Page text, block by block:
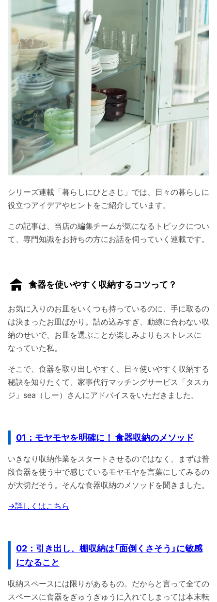
シリーズ連載「暮らしにひとさじ」では、日々の暮らしに
役立つアイデアやヒントをご紹介しています。
この記事は、当店の編集チームが気になるトピックについ
て、専門知識をお持ちの方にお話を伺っていく連載です。
食器を使いやすく収納するコツって？
お気に入りのお皿をいくつも持っているのに、手に取るの
は決まったお皿ばかり。詰め込みすぎ、動線に合わない収
納のせいで、お皿を選ぶことが楽しみよりもストレスに
なっていた私。
そこで、食器を取り出しやすく、日々使いやすく収納する
秘訣を知りたくて、家事代行マッチングサービス「タスカ
ジ」sea（しー）さんにアドバイスをいただきました。
01：モヤモヤを明確に！ 食器収納のメソッド
いきなり収納作業をスタートさせるのではなく、まずは普
段食器を使う中で感じているモヤモヤを言葉にしてみるの
が大切だそう。そんな食器収納のメソッドを聞きました。
→詳しくはこちら
02：引き出し、棚収納は「面倒くさそう」に敏感
になること
収納スペースには限りがあるもの。だからと言って全ての
スペースに食器をぎゅうぎゅうに入れてしまっては本末転